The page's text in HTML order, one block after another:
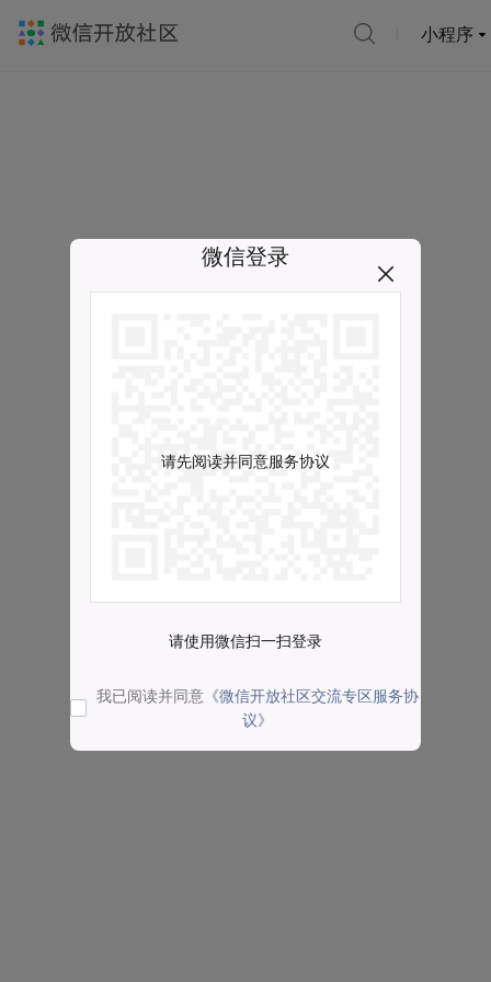
小程序
微信登录
请先阅读并同意服务协议
请使用微信扫一扫登录
我已阅读并同意 《微信开放社区交流专区服务协
议》